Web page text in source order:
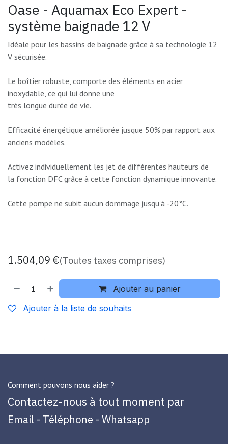
Oase - Aquamax Eco Expert -
système baignade 12 V
Idéale pour les bassins de baignade grâce à sa technologie 12
V sécurisée.
Le boîtier robuste, comporte des éléments en acier
inoxydable, ce qui lui donne une
très longue durée de vie.
Efficacité énergétique améliorée jusque 50% par rapport aux
anciens modèles.
Activez individuellement les jet de différentes hauteurs de
la fonction DFC grâce à cette fonction dynamique innovante.
Cette pompe ne subit aucun dommage jusqu'à -20°C.
1.504,09 €(Toutes taxes comprises)
Ajouter au panier
Ajouter à la liste de souhaits
Comment pouvons nous aider ?
Contactez-nous à tout moment par
Email - Téléphone - Whatsapp